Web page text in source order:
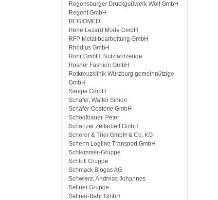
Regensburger Druckgußwerk Wolf GmbH
Regent GmbH
REGIOMED
René Lezard Mode GmbH
RFP Metallbearbeitung GmbH
Rhodius GmbH
Rohr GmbH, Nutzfahrzeuge
Rosner Fashion GmbH
Rotkreuzklinik Würzburg gemeinnützige
GmbH
Sanipa GmbH
Schäfer, Walter Simon
Schäfer-Oesterle GmbH
Schödlbauer, Peter
Schanzer Zeitarbeit GmbH
Scherer & Trier GmbH & Co. KG
Scherm Logline Transport GmbH
Schlemmer-Gruppe
Schlott Gruppe
Schmack Biogas AG
Schwierz, Andreas Johannes
Sellner Gruppe
Sellner-Behr GmbH